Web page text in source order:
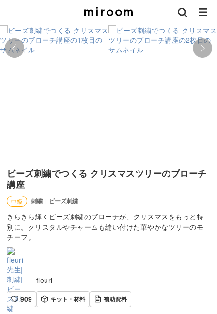
ビーズ刺繍でつくる クリスマスツリーのブローチ
講座
中級 刺繍 | ビーズ刺繍
きらきら輝くビーズ刺繍のブローチが、クリスマスをもっと特
別に。クリスタルやチャームも縫い付けた華やかなツリーのモ
チーフ。
fleuri
909
キット・材料 補助資料